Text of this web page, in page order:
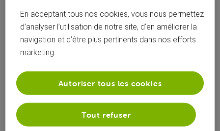
Selected
Toutesles
activités
gillou a suivi Mon VOOcorder .
jeudi 12 mars 2026
G
jeudi 12 mars 2026
En acceptant tous nos cookies, vous nous permettez
d’analyser l’utilisation de notre site, d’en améliorer la
navigation et d’être plus pertinents dans nos efforts
marketing.
Tout refuser
Autoriser tous les cookies